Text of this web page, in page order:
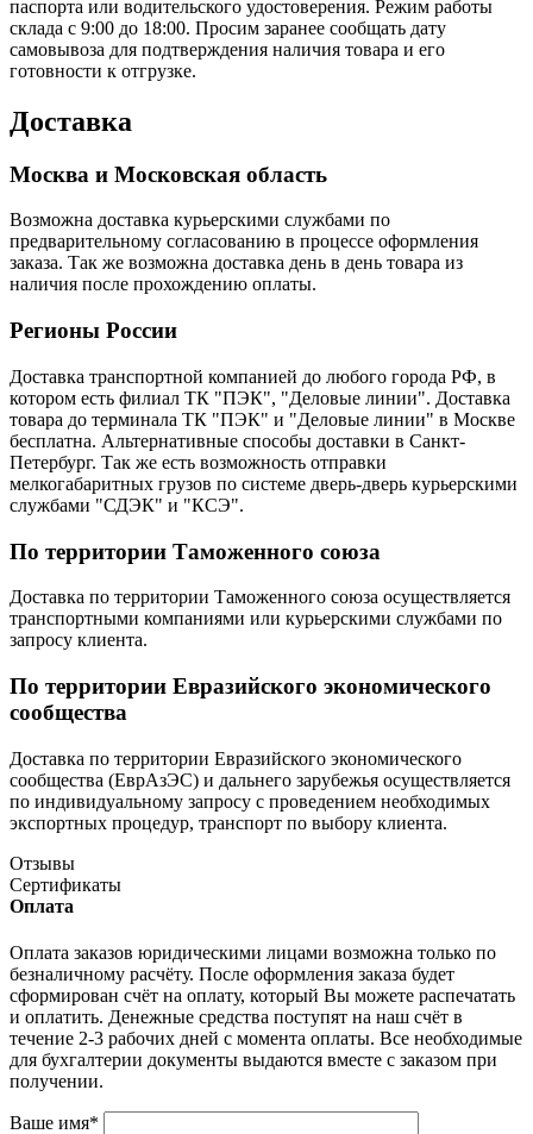
паспорта или водительского удостоверения. Режим работы
склада с 9:00 до 18:00. Просим заранее сообщать дату
самовывоза для подтверждения наличия товара и его
готовности к отгрузке.
Доставка
Москва и Московская область
Возможна доставка курьерскими службами по
предварительному согласованию в процессе оформления
заказа. Так же возможна доставка день в день товара из
наличия после прохождению оплаты.
Регионы России
Доставка транспортной компанией до любого города РФ, в
котором есть филиал ТК "ПЭК", "Деловые линии". Доставка
товара до терминала ТК "ПЭК" и "Деловые линии" в Москве
бесплатна. Альтернативные способы доставки в Санкт-
Петербург. Так же есть возможность отправки
мелкогабаритных грузов по системе дверь-дверь курьерскими
службами "СДЭК" и "КСЭ".
По территории Таможенного союза
Доставка по территории Таможенного союза осуществляется
транспортными компаниями или курьерскими службами по
запросу клиента.
По территории Евразийского экономического
сообщества
Доставка по территории Евразийского экономического
сообщества (ЕврАзЭС) и дальнего зарубежья осуществляется
по индивидуальному запросу с проведением необходимых
экспортных процедур, транспорт по выбору клиента.
Отзывы
Сертификаты
Оплата
Оплата заказов юридическими лицами возможна только по
безналичному расчёту. После оформления заказа будет
сформирован счёт на оплату, который Вы можете распечатать
и оплатить. Денежные средства поступят на наш счёт в
течение 2-3 рабочих дней с момента оплаты. Все необходимые
для бухгалтерии документы выдаются вместе с заказом при
получении.
Ваше имя*